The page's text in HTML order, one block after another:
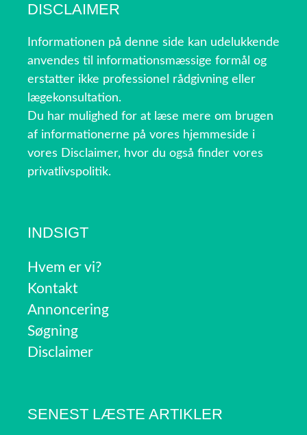
DISCLAIMER
Informationen på denne side kan udelukkende
anvendes til informationsmæssige formål og
erstatter ikke professionel rådgivning eller
lægekonsultation.
Du har mulighed for at læse mere om brugen
af informationerne på vores hjemmeside i
vores Disclaimer, hvor du også finder vores
privatlivspolitik.
INDSIGT
Hvem er vi?
Kontakt
Annoncering
Søgning
Disclaimer
SENEST LÆSTE ARTIKLER